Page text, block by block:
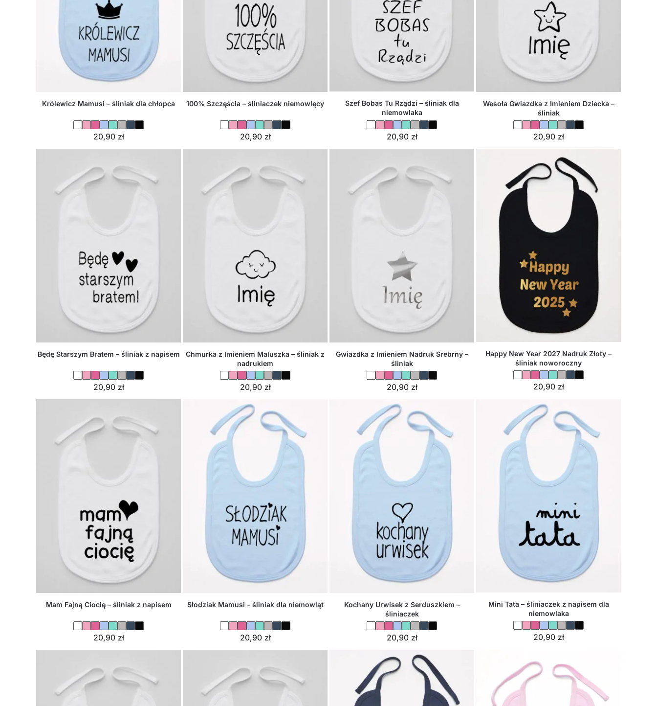
Królewicz Mamusi – śliniak dla chłopca
20,90 zł
100% Szczęścia – śliniaczek niemowlęcy
20,90 zł
Szef Bobas Tu Rządzi – śliniak dla
niemowlaka
20,90 zł
Wesoła Gwiazdka z Imieniem Dziecka –
śliniak
20,90 zł
Będę Starszym Bratem – śliniak z napisem
20,90 zł
Chmurka z Imieniem Maluszka – śliniak z
nadrukiem
20,90 zł
Gwiazdka z Imieniem Nadruk Srebrny –
śliniak
20,90 zł
Happy New Year 2027 Nadruk Złoty –
śliniak noworoczny
20,90 zł
Mam Fajną Ciocię – śliniak z napisem
20,90 zł
Słodziak Mamusi – śliniak dla niemowląt
20,90 zł
Kochany Urwisek z Serduszkiem –
śliniaczek
20,90 zł
Mini Tata – śliniaczek z napisem dla
niemowlaka
20,90 zł